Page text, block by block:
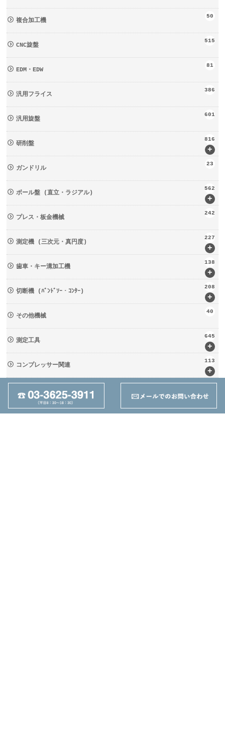
複合加工機
50
CNC旋盤
515
EDM・EDW
81
汎用フライス
386
汎用旋盤
601
+
研削盤
816
ガンドリル
23
+
ボール盤 (直立・ラジアル)
562
プレス・板金機械
242
+
測定機 (三次元・真円度)
227
+
歯車・キー溝加工機
138
+
切断機 (ﾊﾞﾝﾄﾞｿｰ・ｺﾝﾀｰ)
208
その他機械
40
+
測定工具
645
+
コンプレッサー関連
113
+
輸送・荷役機械 (ﾘﾌﾀｰ・台車)
133
周辺工具(定盤・バイス)
237